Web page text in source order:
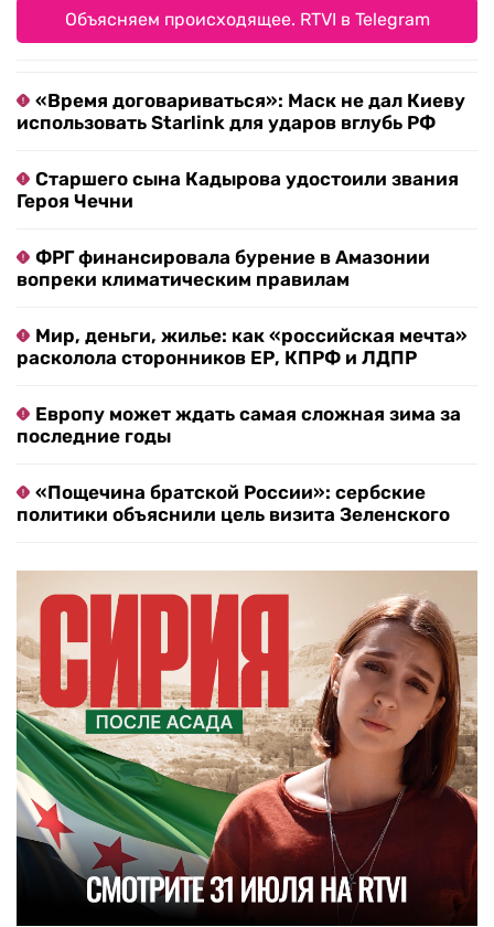
Объясняем происходящее. RTVI в Telegram
«Время договариваться»: Маск не дал Киеву
использовать Starlink для ударов вглубь РФ
Старшего сына Кадырова удостоили звания
Героя Чечни
ФРГ финансировала бурение в Амазонии
вопреки климатическим правилам
Мир, деньги, жилье: как «российская мечта»
расколола сторонников ЕР, КПРФ и ЛДПР
Европу может ждать самая сложная зима за
последние годы
«Пощечина братской России»: сербские
политики объяснили цель визита Зеленского